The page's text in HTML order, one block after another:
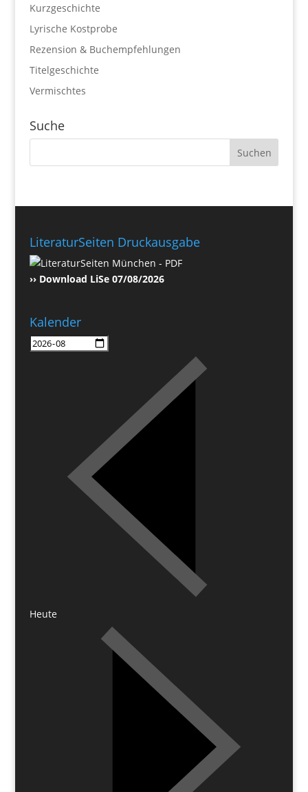
Kurzgeschichte
Lyrische Kostprobe
Rezension & Buchempfehlungen
Titelgeschichte
Vermischtes
Suche
LiteraturSeiten Druckausgabe
›› Download LiSe 07/08/2026
Kalender
Heute